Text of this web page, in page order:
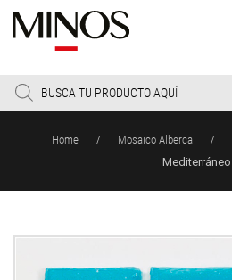
Products
search
Home / Mosaico Alberca /
Mediterráneo